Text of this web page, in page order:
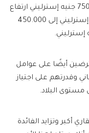
سيشهد المقترض الواحد الذي لديه 75000 جنيه إسترليني ارتفاع
الحد الأقصى لقرضه من 412.500 جنيه إسترليني إلى 450.000
أيضًا على عوامل
وقدرتهم على اجتياز
مستوى البلاد.
أكبر وتزايد الفائدة